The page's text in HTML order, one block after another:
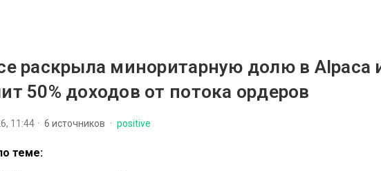
раскрыла миноритарную долю в Alpaca
50% доходов от потока ордеров
11:44 6 источников positive
теме: